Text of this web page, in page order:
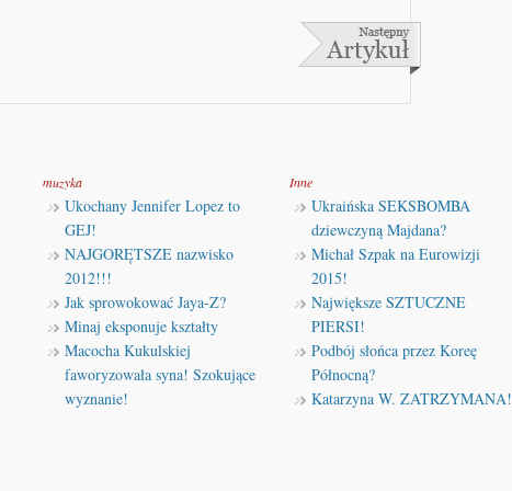
muzyka
Ukochany Jennifer Lopez to
GEJ!
NAJGORĘTSZE nazwisko
2012!!!
Jak sprowokować Jaya-Z?
Minaj eksponuje kształty
Macocha Kukulskiej
faworyzowała syna! Szokujące
wyznanie!
Inne
Ukraińska SEKSBOMBA
dziewczyną Majdana?
Michał Szpak na Eurowizji
2015!
Największe SZTUCZNE
PIERSI!
Podbój słońca przez Koreę
Północną?
Katarzyna W. ZATRZYMANA!